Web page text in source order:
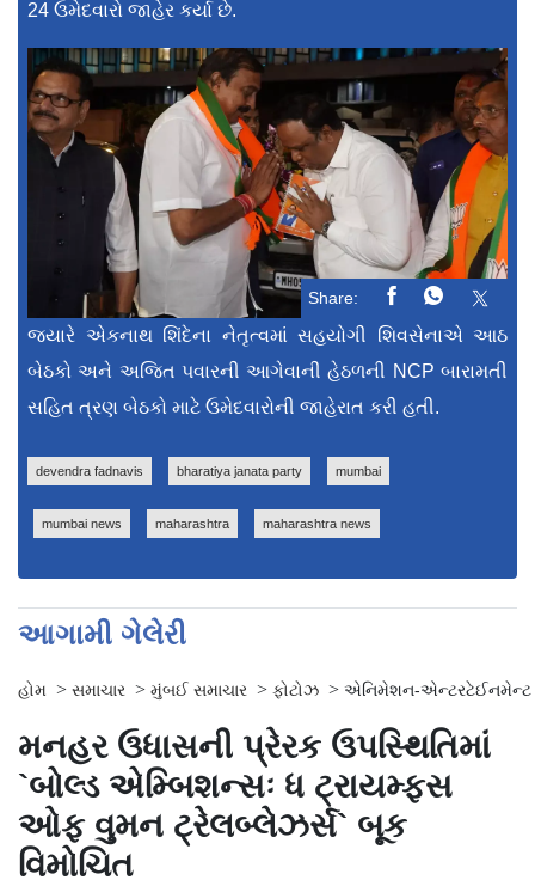
24 ઉમેદવારો જાહેર કર્યા છે.
Share:
જ્યારે એકનાથ શિંદેના નેતૃત્વમાં સહયોગી શિવસેનાએ આઠ
બેઠકો અને અજિત પવારની આગેવાની હેઠળની NCP બારામતી
સહિત ત્રણ બેઠકો માટે ઉમેદવારોની જાહેરાત કરી હતી.
devendra fadnavis bharatiya janata party mumbai
mumbai news maharashtra maharashtra news
આગામી ગેલેરી
હોમ > સમાચાર > મુંબઈ સમાચાર > ફોટોઝ > એનિમેશન-એન્ટરટેઈનમેન્ટ
મનહર ઉધાસની પ્રેરક ઉપસ્થિતિમાં
`બોલ્ડ એમ્બિશન્સઃ ધ ટ્રાયમ્ફ્સ
ઓફ વુમન ટ્રેલબ્લેઝર્સ` બૂક
વિમોચિત